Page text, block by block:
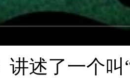
讲述了一个